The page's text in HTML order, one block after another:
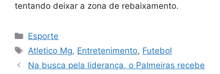
tentando deixar a zona de rebaixamento.
Categorias
Esporte
Tags
Atletico Mg, Entretenimento, Futebol
Na busca pela liderança, o Palmeiras recebe